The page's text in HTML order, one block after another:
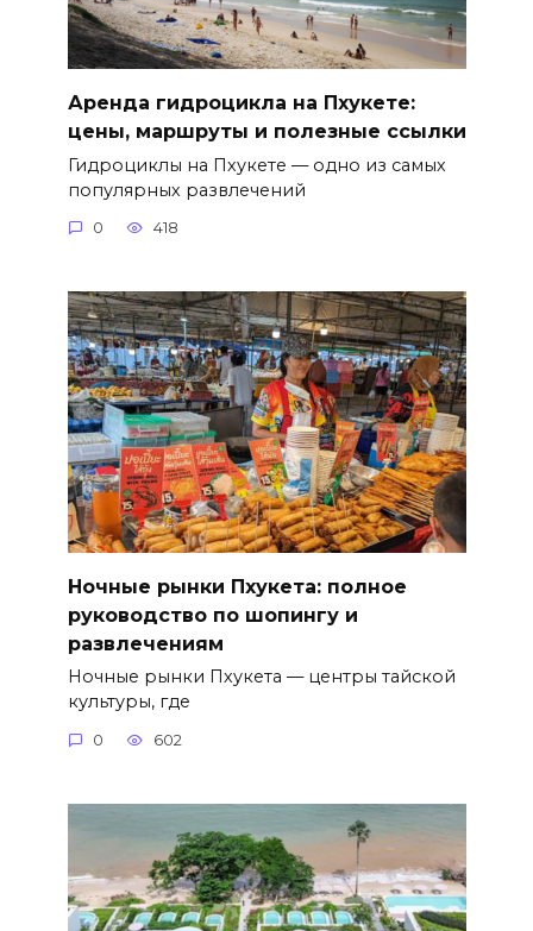
Аренда гидроцикла на Пхукете:
цены, маршруты и полезные ссылки
Гидроциклы на Пхукете — одно из самых
популярных развлечений
0 418
Ночные рынки Пхукета: полное
руководство по шопингу и
развлечениям
Ночные рынки Пхукета — центры тайской
культуры, где
0 602